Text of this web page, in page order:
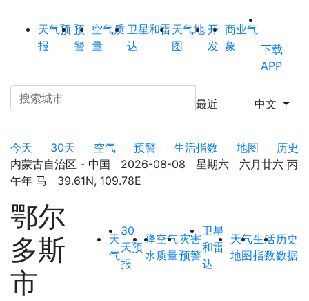
天气预
报
预
警
空气质
量
卫星和雷
达
天气地
图
开
发
商业气
象
下载
APP
最近 中文
今天 30天 空气 预警 生活指数 地图
历史
内蒙古自治区 - 中国 2026-08-08 星期六 六月廿六 丙
午年 马 39.61N, 109.78E
鄂尔
多斯
市
天
气
30
天预
报
降
水
空气
质量
灾害
预警
卫星
和雷
达
天气
地图
生活
指数
历史
数据